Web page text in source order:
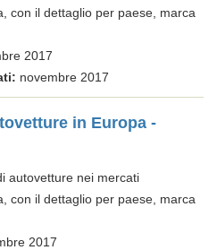
con il dettaglio per paese, marca
2017
novembre 2017
in Europa -
autovetture nei mercati
con il dettaglio per paese, marca
2017